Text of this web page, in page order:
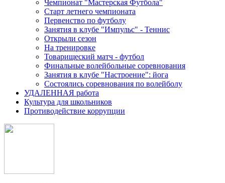
Чемпионат "Мастерская Футбола"
Старт летнего чемпионата
Первенство по футболу
Занятия в клубе "Импульс" - Теннис
Открыли сезон
На тренировке
Товарищеский матч - футбол
Финальные волейбольные соревнования
Занятия в клубе "Настроение": йога
Состоялись соревнования по волейболу
УДАЛЕННАЯ работа
Культура для школьников
Противодействие коррупции